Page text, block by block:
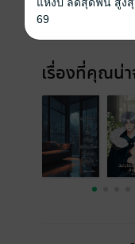
เรื่องที่คุณน่า
69